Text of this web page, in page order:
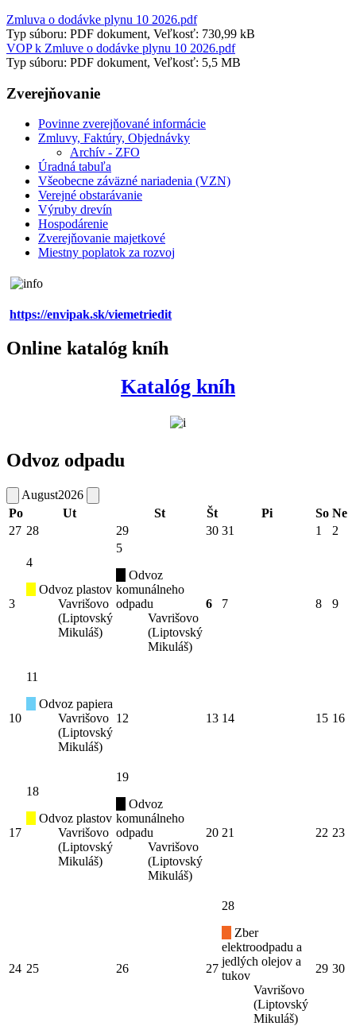
Zmluva o dodávke plynu 10 2026.pdf
Typ súboru: PDF dokument, Veľkosť: 730,99 kB
VOP k Zmluve o dodávke plynu 10 2026.pdf
Typ súboru: PDF dokument, Veľkosť: 5,5 MB
Zverejňovanie
Povinne zverejňované informácie
Zmluvy, Faktúry, Objednávky
Archív - ZFO
Úradná tabuľa
Všeobecne záväzné nariadenia (VZN)
Verejné obstarávanie
Výruby drevín
Hospodárenie
Zverejňovanie majetkové
Miestny poplatok za rozvoj
https://envipak.sk/viemetriedit
Online katalóg kníh
Katalóg kníh
Odvoz odpadu
August2026
Po
Ut St Št Pi So Ne
27 28 29 30 31 1 2
3
4
Odvoz plastov
Vavrišovo
(Liptovský
Mikuláš)
5
Odvoz
komunálneho
odpadu
Vavrišovo
(Liptovský
Mikuláš)
6 7 8 9
10
11
Odvoz papiera
Vavrišovo
(Liptovský
Mikuláš)
12 13 14 15 16
17
18
Odvoz plastov
Vavrišovo
(Liptovský
Mikuláš)
19
Odvoz
komunálneho
odpadu
Vavrišovo
(Liptovský
Mikuláš)
20 21 22 23
24 25 26 27
28
Zber
elektroodpadu a
jedlých olejov a
tukov
Vavrišovo
(Liptovský
Mikuláš)
29 30